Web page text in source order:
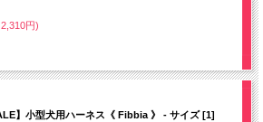
円)
】小型犬用ハーネス《 Fibbia 》 - サイズ [1]